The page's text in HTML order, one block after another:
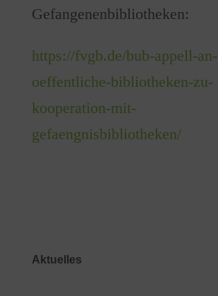
Gefangenenbibliotheken:
https://fvgb.de/bub-appell-an-
oeffentliche-bibliotheken-zu-
kooperation-mit-
gefaengnisbibliotheken/
Aktuelles